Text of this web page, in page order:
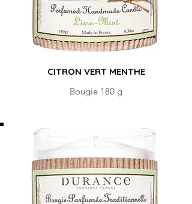
CITRON VERT MENTHE
Bougie 180 g